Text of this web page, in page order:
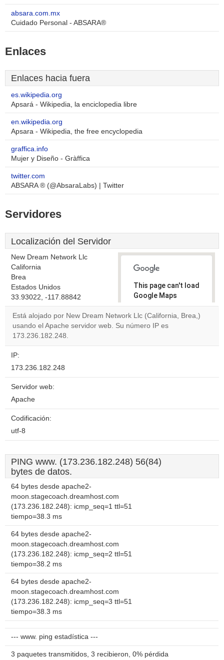
absara.com.mx
Cuidado Personal - ABSARA®
Enlaces
Enlaces hacia fuera
es.wikipedia.org
Apsará - Wikipedia, la enciclopedia libre
en.wikipedia.org
Apsara - Wikipedia, the free encyclopedia
graffica.info
Mujer y Diseño - Gràffica
twitter.com
ABSARA ® (@AbsaraLabs) | Twitter
Servidores
Localización del Servidor
New Dream Network Llc
California
Brea
Estados Unidos
33.93022, -117.88842
This page can't load
Google Maps
correctly.
Do you
Está alojado por New Dream Network Llc (California, Brea,)
usando el Apache servidor web. Su número IP es
173.236.182.248.
IP:
173.236.182.248
Servidor web:
Apache
Codificación:
utf-8
PING www. (173.236.182.248) 56(84)
bytes de datos.
64 bytes desde apache2-
moon.stagecoach.dreamhost.com
(173.236.182.248): icmp_seq=1 ttl=51
tiempo=38.3 ms
64 bytes desde apache2-
moon.stagecoach.dreamhost.com
(173.236.182.248): icmp_seq=2 ttl=51
tiempo=38.2 ms
64 bytes desde apache2-
moon.stagecoach.dreamhost.com
(173.236.182.248): icmp_seq=3 ttl=51
tiempo=38.3 ms
--- www. ping estadística ---
3 paquetes transmitidos, 3 recibieron, 0% pérdida